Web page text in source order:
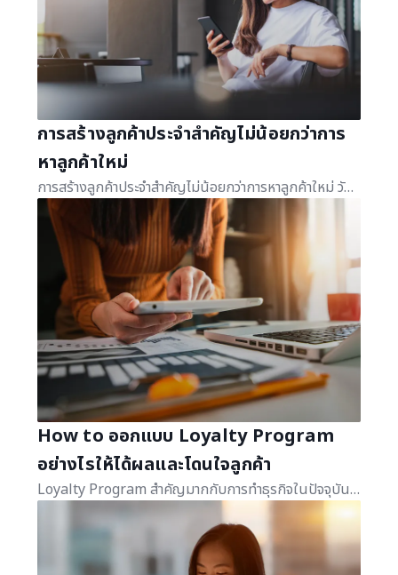
การสร้างลูกค้าประจำสำคัญไม่น้อยกว่าการ
หาลูกค้าใหม่
การสร้างลูกค้าประจำสำคัญไม่น้อยกว่าการหาลูกค้าใหม่ วันนี้เราจะมาเรียนรู้การสร้างลูกค้าประจำด้วย Loyalty Program ที่จะช่วยธุรกิจสร้างยอดขายได้มหาศาล
How to ออกแบบ Loyalty Program
อย่างไรให้ได้ผลและโดนใจลูกค้า
Loyalty Program สำคัญมากกับการทำธุรกิจในปัจจุบัน วันนี้เราจะขอแนะนำวิธีการออกแบบระบบ ให้ได้ผลและโดนใจลูกค้าได้จริง